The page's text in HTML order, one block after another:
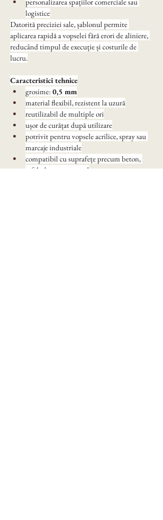
logistice
Datorită preciziei sale, șablonul permite
aplicarea rapidă a vopselei fără erori de aliniere,
reducând timpul de execuție și costurile de
lucru.
Caracteristici tehnice
grosime: 0,5 mm
material flexibil, rezistent la uzură
reutilizabil de multiple ori
ușor de curățat după utilizare
potrivit pentru vopsele acrilice, spray sau
marcaje industriale
compatibil cu suprafețe precum beton,
asfalt, lemn sau metal